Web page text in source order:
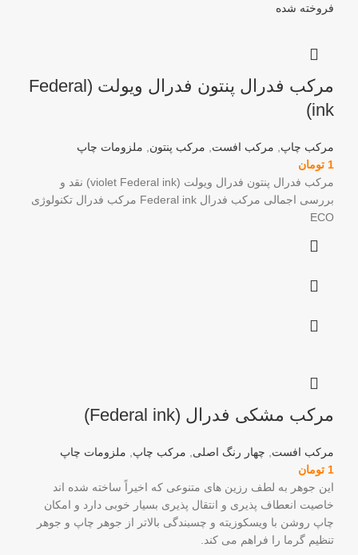
فروخته شده
مرکب فدرال پنتون فدرال ویولت (Federal
ink)
مرکب چاپ مرکب افست مرکب پنتون
ملزومات چاپ
1 تومان
مرکب فدرال پنتون فدرال ویولت (violet Federal ink) نقد و
بررسی اجمالی مرکب فدرال Federal ink مرکب فدرال تکنولوژی
ECO
مرکب مشکی فدرال (Federal ink)
مرکب افست چهار رنگ اصلی مرکب چاپ
ملزومات چاپ
1 تومان
این جوهر به لطف رزین های متنوعی که اخیراً ساخته شده اند
خاصیت انعطاف پذیری و انتقال پذیری بسیار خوبی دارد و امکان
چاپ روشن با ویسکوزیته و چسبندگی بالاتر از جوهر چاپ و جوهر
تنظیم گرما را فراهم می کند.